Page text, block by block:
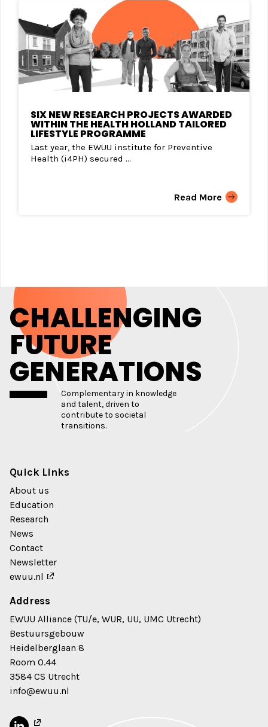
SIX NEW RESEARCH PROJECTS AWARDED
WITHIN THE HEALTH HOLLAND TAILORED
LIFESTYLE PROGRAMME
Last year, the EWUU institute for Preventive
Health (i4PH) secured ...
Read More
CHALLENGING
FUTURE
GENERATIONS
Complementary in knowledge
and talent, driven to
contribute to societal
transitions.
Quick Links
About us
Education
Research
News
Contact
Newsletter
ewuu.nl
Address
EWUU Alliance (TU/e, WUR, UU, UMC Utrecht)
Bestuursgebouw
Heidelberglaan 8
Room 0.44
3584 CS Utrecht
info@ewuu.nl